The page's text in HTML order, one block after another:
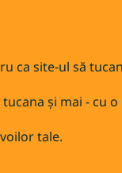
ca site-ul să
și mai - cu o
tale.